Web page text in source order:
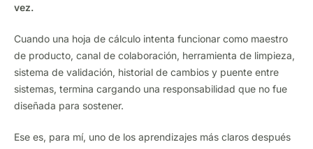
vez.
Cuando una hoja de cálculo intenta funcionar como maestro
de producto, canal de colaboración, herramienta de limpieza,
sistema de validación, historial de cambios y puente entre
sistemas, termina cargando una responsabilidad que no fue
diseñada para sostener.
Ese es, para mí, uno de los aprendizajes más claros después